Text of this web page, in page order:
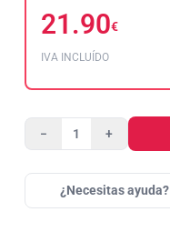
21.90€
IVA INCLUÍDO
− +
¿Necesitas ayuda?